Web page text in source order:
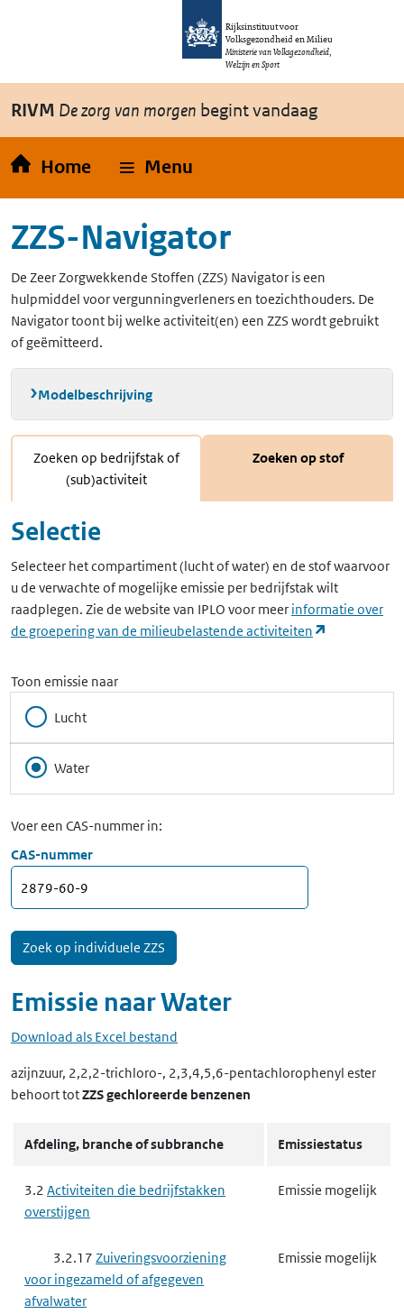
Overslaan en naar de inhoud gaan
Rijksinstituut voor
Volksgezondheid en Milieu
Ministerie van Volksgezondheid,
Welzijn en Sport
RIVM De zorg van morgen begint vandaag
Home Menu
ZZS-Navigator
De Zeer Zorgwekkende Stoffen (ZZS) Navigator is een
hulpmiddel voor vergunningverleners en toezichthouders. De
Navigator toont bij welke activiteit(en) een ZZS wordt gebruikt
of geëmitteerd.
Modelbeschrijving
Zoeken op bedrijfstak of
(sub)activiteit
Zoeken op stof
Selectie
Selecteer het compartiment (lucht of water) en de stof waarvoor
u de verwachte of mogelijke emissie per bedrijfstak wilt
raadplegen. Zie de website van IPLO voor meer informatie over
de groepering van de milieubelastende activiteiten
Toon emissie naar
Lucht
Water
Voer een CAS-nummer in:
CAS-nummer
Emissie naarWater
Download als Excel bestand
azijnzuur, 2,2,2-trichloro-, 2,3,4,5,6-pentachlorophenyl ester
behoort totZZS gechloreerde benzenen
Afdeling, branche of subbranche Emissiestatus
3.2 Activiteiten die bedrijfstakken
overstijgen
Emissie mogelijk
3.2.17 Zuiveringsvoorziening
voor ingezameld of afgegeven
afvalwater
Emissie mogelijk